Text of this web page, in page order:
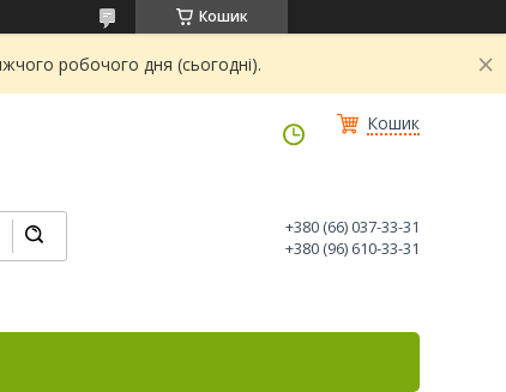
Кошик
робочого дня (сьогодні).
Кошик
+380 (66) 037-33-31
+380 (96) 610-33-31